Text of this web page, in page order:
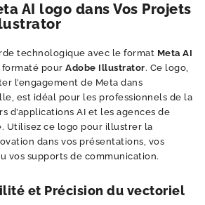
AI logo dans Vos Projets
technologique avec le format Meta AI
pour Adobe Illustrator. Ce logo,
l’engagement de Meta dans
est idéal pour les professionnels de la
d’applications AI et les agences de
Utilisez ce logo pour illustrer la
dans vos présentations, vos
vos supports de communication.
et Précision du vectoriel